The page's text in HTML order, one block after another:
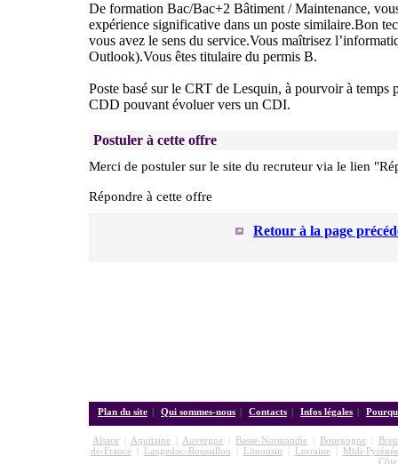
De formation Bac/Bac+2 Bâtiment / Maintenance,
expérience significative dans un poste similaire.Bon
vous avez le sens du service.Vous maîtrisez
Outlook).Vous êtes titulaire du permis B.
Poste basé sur le CRT de Lesquin, à pourvoir à temps
CDD pouvant évoluer vers un CDI.
Postuler à cette offre
Merci de postuler sur le site du recruteur via le lien
Répondre à cette offre
Retour à la page
Plan du site | Qui sommes-nous | Contacts | Infos légales |
Alsace Aquitaine Auvergne Basse-Normandie Bourgogne
de-France| Langedoc-Roussillon Limousin Lorraine|
Midi-